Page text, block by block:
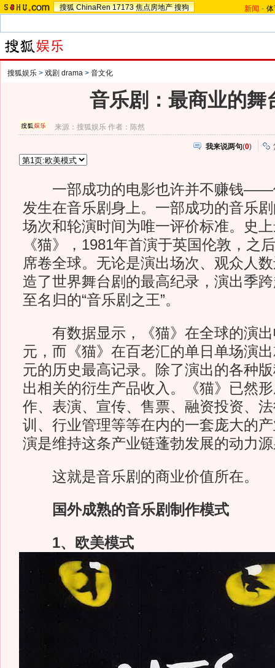
搜狐 ChinaRen 17173 焦点房地产 搜狗 新闻 -
搜狐娱乐 > 戏剧 drama > 音文化
音乐剧：最商业的舞
来源：搜狐娱乐 作者：陈然
我来说两句(0)
一部成功的电影也许并不赚钱——
发生在音乐剧身上。一部成功的音乐
场次和轮演时间为唯一评价标准。史
《猫》，1981年首演于英国伦敦，之
席卷全球。无论是演出场次、观众人
造了世界舞台剧的最高纪录，演出季
至名归的“音乐剧之王”。
有数据显示，《猫》在全球的演出
元，而《猫》在百老汇的单日单场演
元的历史最高记录。除了演出的各种
出相关的衍生产品收入。《猫》已然
作、表演、宣传、售票、融资投资、
训、行业管理等等在内的一套庞大的
演是维持这条产业链蓬勃发展的动力
这就是音乐剧的商业价值所在。
国外成熟的音乐剧制作模式
1、欧美模式